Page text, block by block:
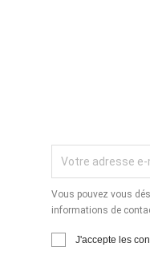
Vous pouvez vous
informations de
J'accepte les